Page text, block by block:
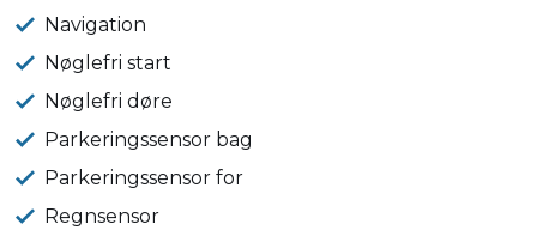
Navigation
Nøglefri start
Nøglefri døre
Parkeringssensor bag
Parkeringssensor for
Regnsensor